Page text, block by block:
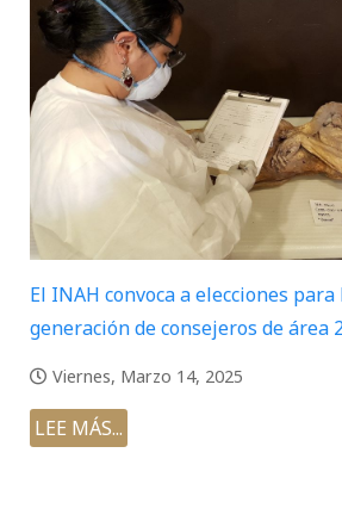
El INAH convoca a elecciones
generación de consejeros de área
Viernes, Marzo 14, 2025
LEE MÁS...